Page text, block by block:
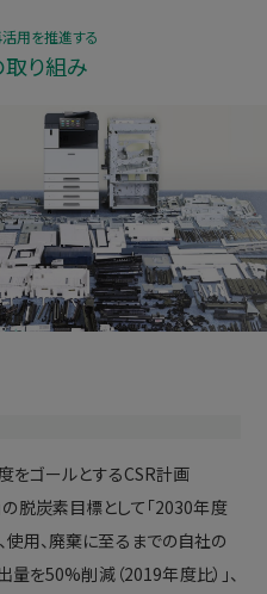
活用を推進する
り組み
をゴールとするCSR計画
脱炭素目標として「2030年度
使用、廃棄に至るまでの自社の
を50%削減（2019年度比）」、